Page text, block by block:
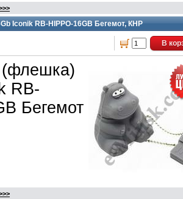
Iconik RB-HIPPO-16GB Бегемот, КНР
В
(флешка)
RB-
Бегемот